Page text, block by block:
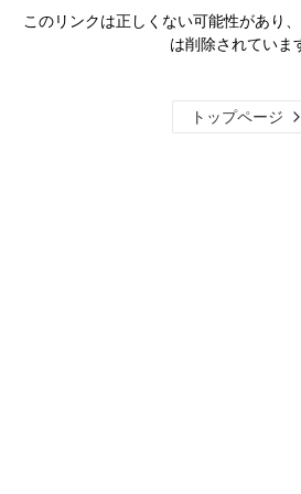
このリンクは正しくない可能性があり
は削除されていま
トップページ